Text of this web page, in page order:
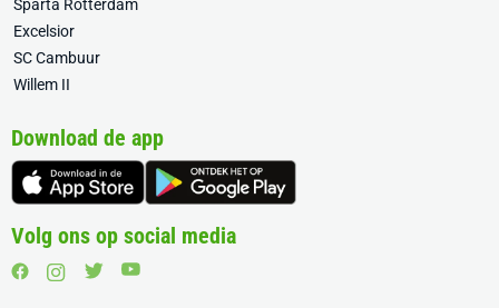
Sparta Rotterdam
Excelsior
SC Cambuur
Willem II
Download de app
Volg ons op social media